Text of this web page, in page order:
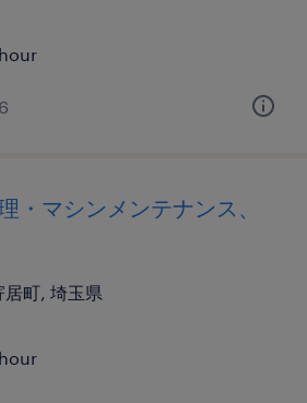
・マシンメンテナンス、
町, 埼玉県